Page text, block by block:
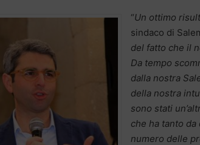
“Un ottimo
sindaco di
del fatto che il
Da tempo
dalla nostra
della nostra
sono stati
che ha tanto
numero delle